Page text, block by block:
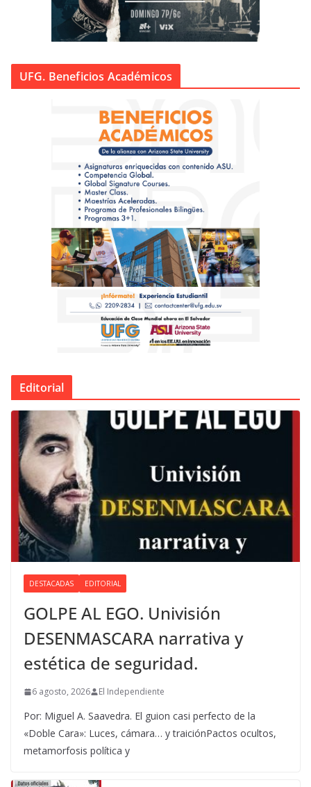
UFG. Beneficios Académicos
Editorial
DESTACADAS EDITORIAL
GOLPE AL EGO. Univisión
DESENMASCARA narrativa y
estética de seguridad.
6 agosto, 2026 El Independiente
Por: Miguel A. Saavedra. El guion casi perfecto de la
«Doble Cara»: Luces, cámara… y traiciónPactos ocultos,
metamorfosis política y